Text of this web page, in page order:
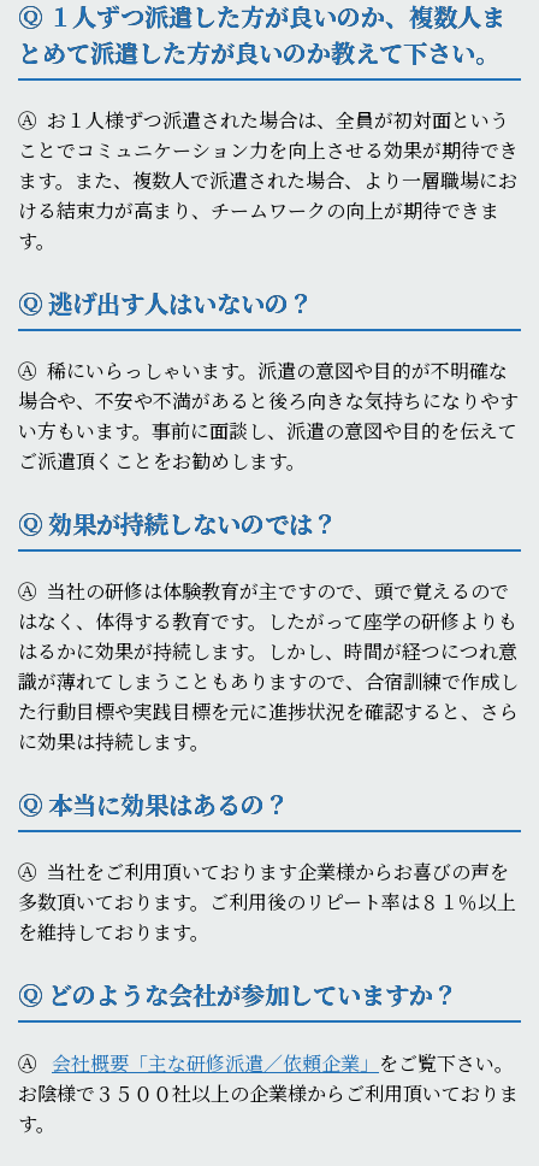
Ⓠ １人ずつ派遣した方が良いのか、複数人ま
とめて派遣した方が良いのか教えて下さい。
Ⓐ お１人様ずつ派遣された場合は、全員が初対面という
ことでコミュニケーション力を向上させる効果が期待でき
ます。また、複数人で派遣された場合、より一層職場にお
ける結束力が高まり、チームワークの向上が期待できま
す。
Ⓠ 逃げ出す人はいないの？
Ⓐ 稀にいらっしゃいます。派遣の意図や目的が不明確な
場合や、不安や不満があると後ろ向きな気持ちになりやす
い方もいます。事前に面談し、派遣の意図や目的を伝えて
ご派遣頂くことをお勧めします。
Ⓠ 効果が持続しないのでは？
Ⓐ 当社の研修は体験教育が主ですので、頭で覚えるので
はなく、体得する教育です。したがって座学の研修よりも
はるかに効果が持続します。しかし、時間が経つにつれ意
識が薄れてしまうこともありますので、合宿訓練で作成し
た行動目標や実践目標を元に進捗状況を確認すると、さら
に効果は持続します。
Ⓠ 本当に効果はあるの？
Ⓐ 当社をご利用頂いております企業様からお喜びの声を
多数頂いております。ご利用後のリピート率は８１％以上
を維持しております。
Ⓠ どのような会社が参加していますか？
Ⓐ 会社概要「主な研修派遣／依頼企業」 をご覧下さい。
お陰様で３５００社以上の企業様からご利用頂いておりま
す。